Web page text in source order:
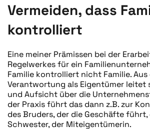
Vermeiden, dass
kontrolliert
Eine meiner Prämissen bei der
Regelwerkes für ein
Familie kontrolliert nicht Familie. Aus
Verantwortung als Eigentümer leitet
und Aufsicht über die
der Praxis führt das dann z.B. zur
des Bruders, der die Geschäfte
Schwester, der Miteigentümerin.